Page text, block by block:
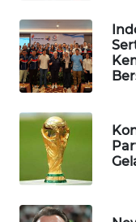
NET
WAHANA
SPORT
WAHANA
UMKM
SELEB